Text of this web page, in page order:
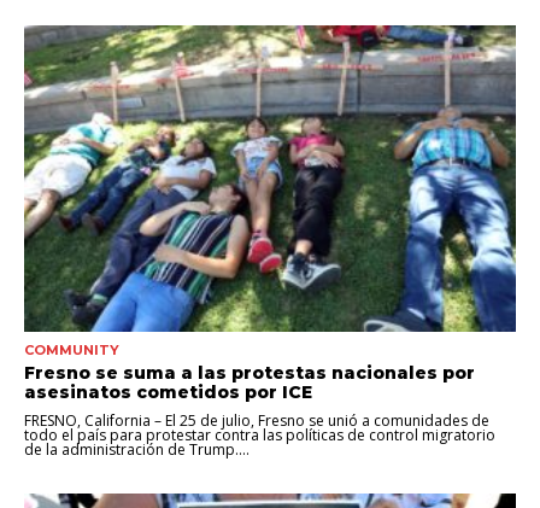
COMMUNITY
Fresno se suma a las protestas nacionales por
asesinatos cometidos por ICE
FRESNO, California – El 25 de julio, Fresno se unió a comunidades de
todo el país para protestar contra las políticas de control migratorio
de la administración de Trump....